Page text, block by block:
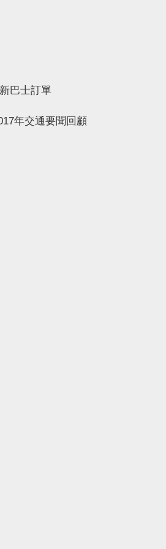
巴士訂單
年交通要聞回顧